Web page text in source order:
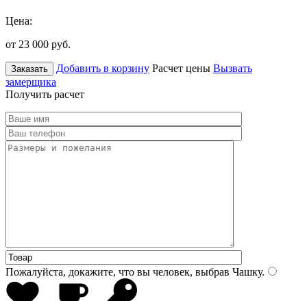
Цена:
от 23 000 руб.
Заказать Добавить в корзину Расчет цены Вызвать
замерщика
Получить расчет
Пожалуйста, докажите, что вы человек, выбрав Чашку.